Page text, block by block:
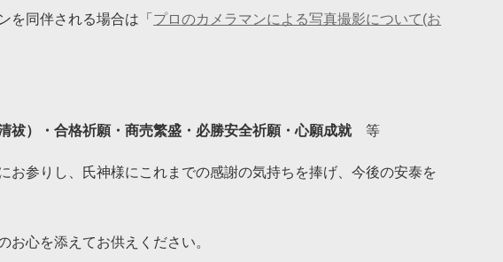
を同伴される場合は「 プロのカメラマンによる写真撮影について(お
祓）・合格祈願・商売繁盛・必勝安全祈願・心願成就等
参りし、氏神様にこれまでの感謝の気持ちを捧げ、今後の安泰を
心を添えてお供えください。